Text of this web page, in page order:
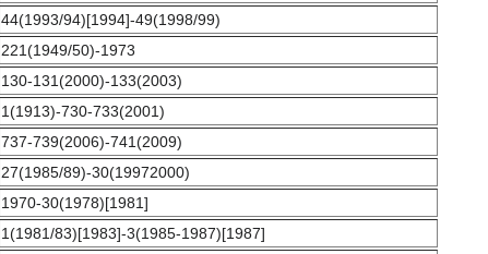
44(1993/94)[1994]-49(1998/99)
221(1949/50)-1973
130-131(2000)-133(2003)
1(1913)-730-733(2001)
737-739(2006)-741(2009)
27(1985/89)-30(19972000)
1970-30(1978)[1981]
1(1981/83)[1983]-3(1985-1987)[1987]